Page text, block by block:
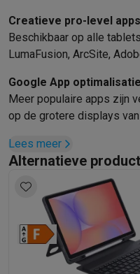
Sport & OntspanningHoe
Outlet
Outlet Alle outlet deals
Creatieve pro-level apps
Beschikbaar op alle
LumaFusion, ArcSite,
Google App
Meer populaire apps zijn
op de grotere displays
Lees meer
Alternatieve